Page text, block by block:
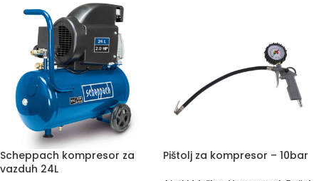
Scheppach kompresor za
vazduh 24L
Pištolj za kompresor – 10bar